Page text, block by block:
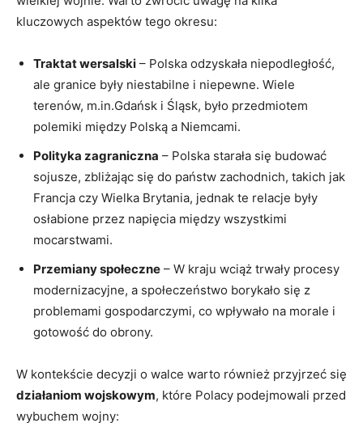
kluczowych aspektów tego okresu:
Traktat wersalski – Polska odzyskała niepodległość,
ale granice były niestabilne i niepewne. Wiele
terenów, m.in.Gdańsk i Śląsk,⁤ było przedmiotem
polemiki między Polską a Niemcami.
Polityka zagraniczna – Polska starała się budować
⁣sojusze, zbliżając ‌się do państw zachodnich,⁤ takich jak
Francja czy Wielka Brytania, jednak ⁤te ⁣relacje​ były
osłabione przez napięcia między wszystkimi​
mocarstwami.
Przemiany ‍społeczne ‌– W kraju⁣ wciąż trwały procesy
modernizacyjne, a społeczeństwo borykało się z
problemami ​gospodarczymi, co wpływało na morale i
gotowość⁤ do obrony.
W kontekście decyzji o walce warto również przyjrzeć się
działaniom wojskowym, które Polacy podejmowali przed
wybuchem wojny: